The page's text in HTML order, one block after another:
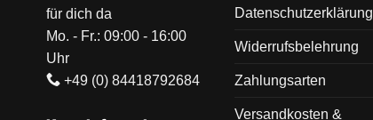
für dich da
Mo. - Fr.: 09:00 - 16:00
Uhr
+49 (0) 84418792684
Datenschutzerklärung
Widerrufsbelehrung
Zahlungsarten
Versandkosten &